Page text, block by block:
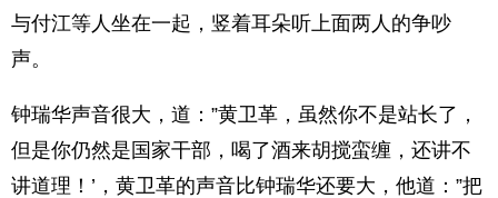
与付江等人坐在一起，竖着耳朵听上面两人的争吵
声。
钟瑞华声音很大，道：”黄卫革，虽然你不是站长了，
但是你仍然是国家干部，喝了酒来胡搅蛮缠，还讲不
讲道理！’，黄卫革的声音比钟瑞华还要大，他道：”把